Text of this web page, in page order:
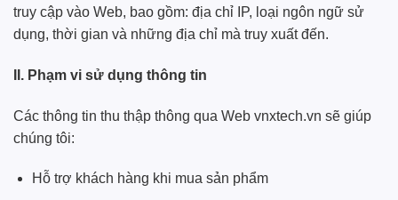
truy cập vào Web, bao gồm: địa chỉ IP, loại ngôn ngữ sử
dụng, thời gian và những địa chỉ mà truy xuất đến.
II. Phạm vi sử dụng thông tin
Các thông tin thu thập thông qua Web vnxtech.vn sẽ giúp
chúng tôi:
Hỗ trợ khách hàng khi mua sản phẩm